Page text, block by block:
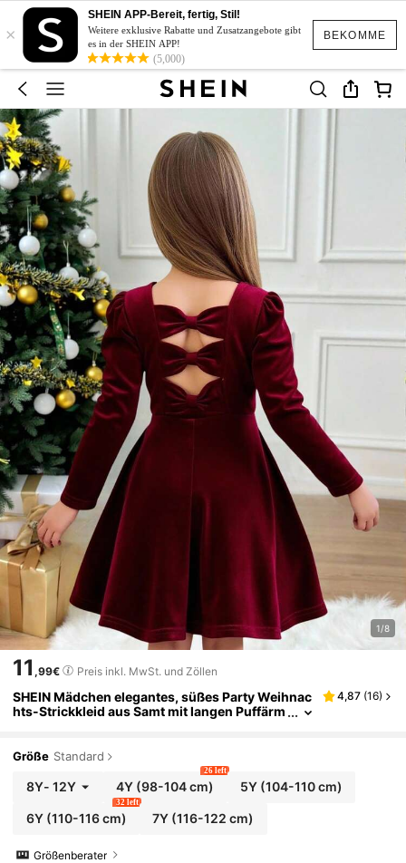
BEKOMME
×
SHEIN APP-Bereit, fertig, Stil!
Weitere exklusive Rabatte und Zusatzangebote gibt
es in der SHEIN APP!
(5,000)
1/8
11 ,99€ Preis inkl. MwSt. und Zöllen
SHEIN Mädchen elegantes, süßes Party Weihnac
hts-Strickkleid aus Samt mit langen Puffärm
hr zur Schule, Eröffnungszeremonie, Alltagsmo
de, Schule, Reisen, Sport, Herbst/Winter
4,87 (16)
Größe Standard
8Y- 12Y 4Y (98-104 cm)
26 left
5Y (104-110 cm)
6Y(110-116 cm)
32 left
7Y (116-122 cm)
Größenberater